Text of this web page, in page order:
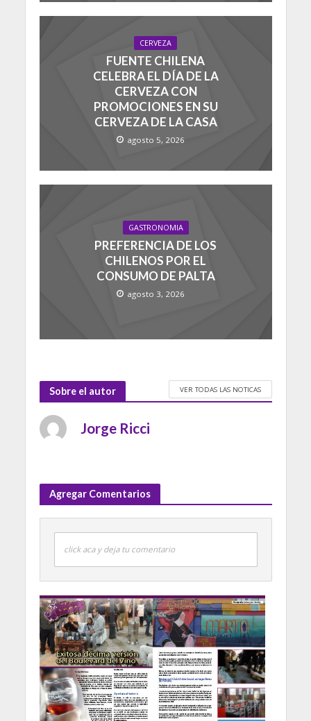
CERVEZA
FUENTE CHILENA
CELEBRA EL DÍA DE LA
CERVEZA CON
PROMOCIONES EN SU
CERVEZA DE LA CASA
agosto 5, 2026
GASTRONOMIA
PREFERENCIA DE LOS
CHILENOS POR EL
CONSUMO DE PALTA
agosto 3, 2026
Sobre el autor VER TODAS LAS NOTICAS
Jorge Ricci
Agregar Comentarios
click aca y deja tu comentario